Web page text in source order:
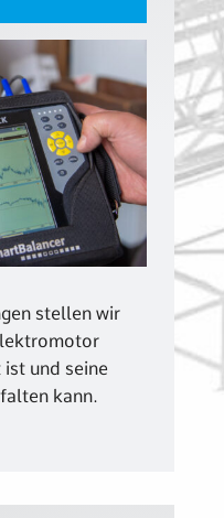
stellen wir
und seine
kann.